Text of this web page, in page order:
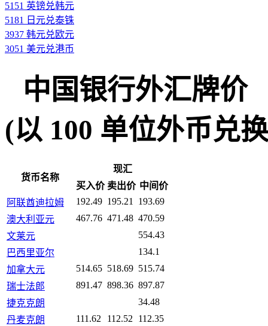
5151 英镑兑韩元
5181 日元兑泰铢
3937 韩元兑欧元
3051 美元兑港币
中国银行外汇牌价
(以 100 单位外币兑
货币名称
现汇
买入价 卖出价 中间价
阿联酋迪拉姆
192.49 195.21
193.69
澳大利亚元
467.76 471.48 470.59
文莱元
554.43
巴西里亚尔
134.1
加拿大元
514.65 518.69 515.74
瑞士法郎
891.47 898.36 897.87
捷克克朗
34.48
丹麦克朗
111.62 112.52
112.35